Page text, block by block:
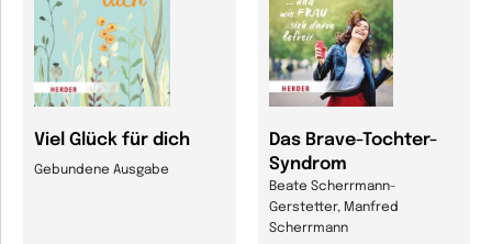
Viel Glück für dich
Gebundene Ausgabe
Das Brave-Tochter-
Syndrom
Beate Scherrmann-
Gerstetter, Manfred
Scherrmann